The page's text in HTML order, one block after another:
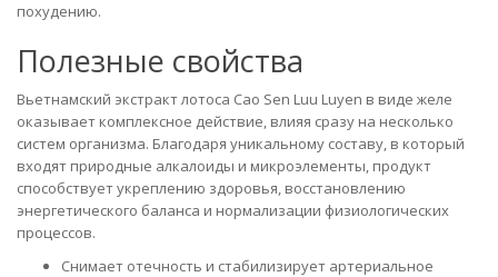
похудению.
Полезные свойства
Вьетнамский экстракт лотоса Cao Sen Luu Luyen в виде желе
оказывает комплексное действие, влияя сразу на несколько
систем организма. Благодаря уникальному составу, в который
входят природные алкалоиды и микроэлементы, продукт
способствует укреплению здоровья, восстановлению
энергетического баланса и нормализации физиологических
процессов.
Снимает отечность и стабилизирует артериальное